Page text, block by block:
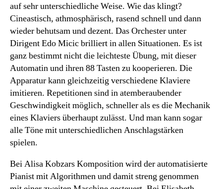
auf sehr unterschiedliche Weise. Wie das klingt?
Cineastisch, athmosphärisch, rasend schnell und dann
wieder behutsam und dezent. Das Orchester unter
Dirigent Edo Micic brilliert in allen Situationen. Es ist
ganz bestimmt nicht die leichteste Übung, mit dieser
Automatin und ihren 88 Tasten zu kooperieren. Die
Apparatur kann gleichzeitig verschiedene Klaviere
imitieren. Repetitionen sind in atemberaubender
Geschwindigkeit möglich, schneller als es die Mechanik
eines Klaviers überhaupt zulässt. Und man kann sogar
alle Töne mit unterschiedlichen Anschlagstärken
spielen.
Bei Alisa Kobzars Komposition wird der automatisierte
Pianist mit Algorithmen und damit streng genommen